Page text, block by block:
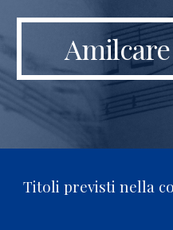
Titoli previsti nella